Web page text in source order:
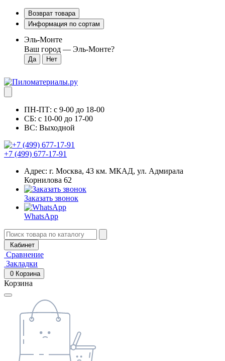
Возврат товара
Информация по сортам
Эль-Монте
Ваш город — Эль-Монте?
ПН-ПТ: с 9-00 до 18-00
СБ: с 10-00 до 17-00
ВС: Выходной
+7 (499) 677-17-91
Адрес: г. Москва, 43 км. МКАД, ул. Адмирала
Корнилова 62
Заказать звонок
WhatsApp
Кабинет
Сравнение
Закладки
0 Корзина
Корзина